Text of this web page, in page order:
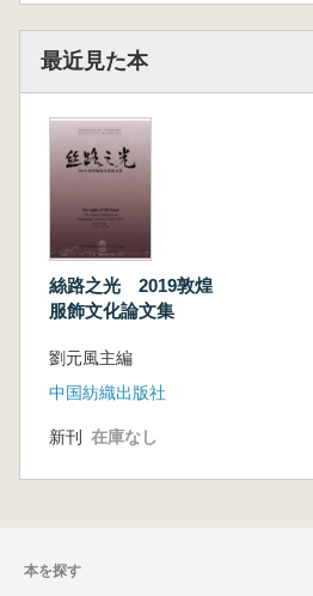
最近見た本
絲路之光 2019敦煌
服飾文化論文集
劉元風主編
中国紡織出版社
新刊 在庫なし
本を探す